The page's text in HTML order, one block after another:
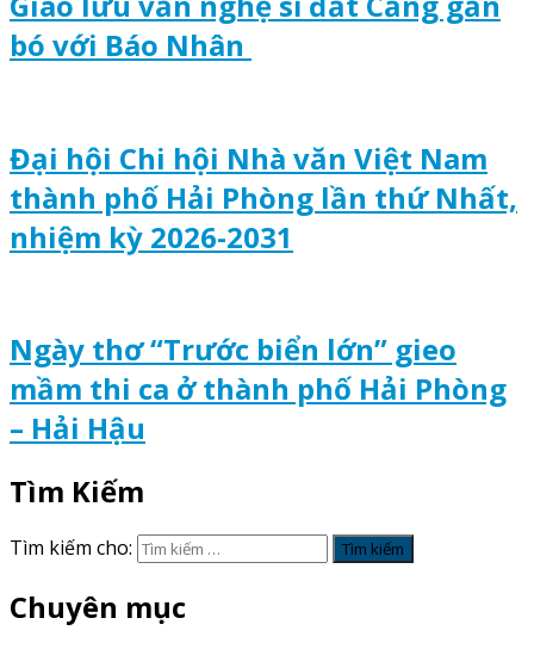
bó với Báo Nhân
Đại hội Chi hội Nhà văn Việt Nam
thành phố Hải Phòng lần thứ Nhất,
nhiệm kỳ 2026-2031
Ngày thơ “Trước biển lớn” gieo
mầm thi ca ở thành phố Hải Phòng
– Hải Hậu
Tìm Kiếm
Tìm kiếm cho:
Chuyên mục